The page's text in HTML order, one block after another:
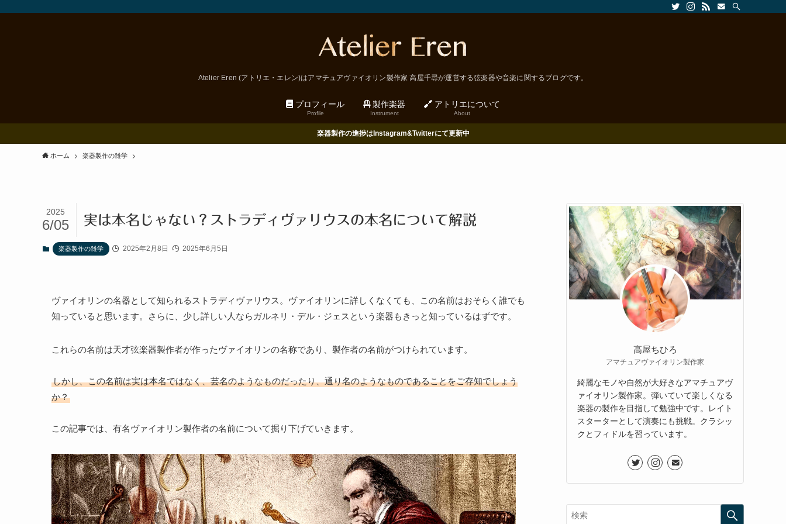
Atelier Eren (アトリエ・エレン)はアマチュアヴァイオリン製作家 高屋千尋が運営する弦楽器や音楽に関するブログです。
プロフィール
Profile
製作楽器
Instrument
アトリエについて
About
楽器製作の進捗はInstagram&Twitterにて更新中
ホーム 楽器製作の雑学
実は本名じゃない？ストラディヴァリウスの本名について解説
2025
6/05
楽器製作の雑学 2025年2月8日 2025年6月5日
ヴァイオリンの名器として知られるストラディヴァリウス。ヴァイオリンに詳しくなくても、この名前はおそらく誰でも
知っていると思います。さらに、少し詳しい人ならガルネリ・デル・ジェスという楽器もきっと知っているはずです。
これらの名前は天才弦楽器製作者が作ったヴァイオリンの名称であり、製作者の名前がつけられています。
しかし、この名前は実は本名ではなく、芸名のようなものだったり、通り名のようなものであることをご存知でしょう
か？
この記事では、有名ヴァイオリン製作者の名前について掘り下げていきます。
高屋ちひろ
アマチュアヴァイオリン製作家
綺麗なモノや自然が大好きなアマチュアヴ
ァイオリン製作家。弾いていて楽しくなる
楽器の製作を目指して勉強中です。レイト
スターターとして演奏にも挑戦。クラシッ
クとフィドルを習っています。